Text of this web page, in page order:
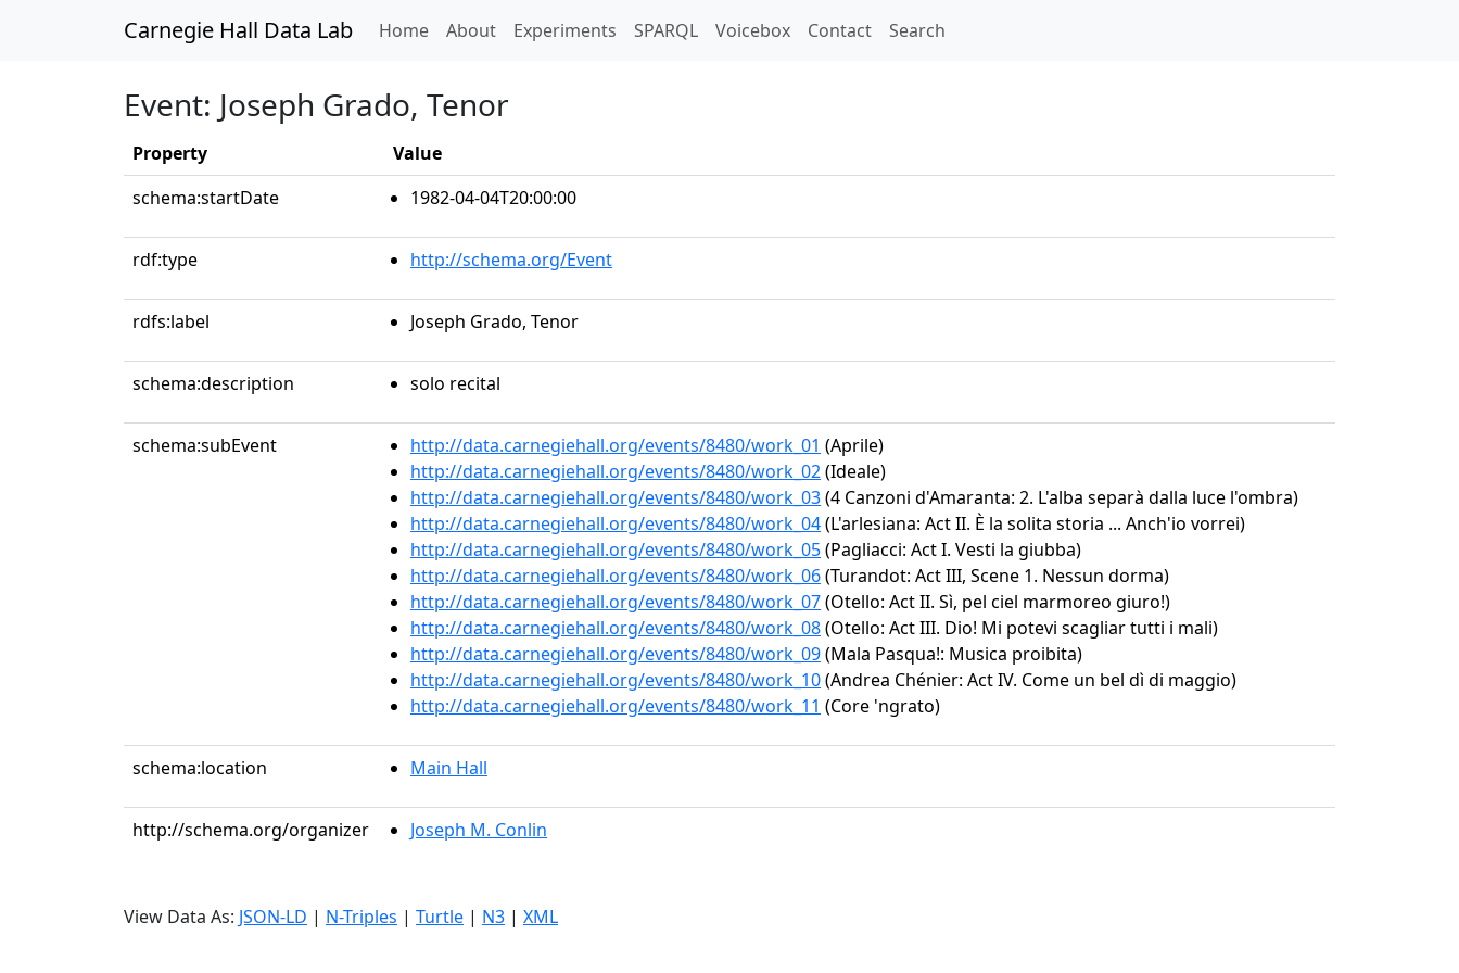
Carnegie Hall Data Lab Home(current)
About Experiments SPARQL Voicebox Contact Search
Event: Joseph Grado, Tenor
Property
Value
schema:startDate
1982-04-04T20:00:00
rdf:type http://schema.org/Event
rdfs:label Joseph Grado, Tenor
schema:description solo recital
schema:subEvent http://data.carnegiehall.org/events/8480/work_01 (Aprile)
http://data.carnegiehall.org/events/8480/work_02(Ideale)
http://data.carnegiehall.org/events/8480/work_03(4 Canzoni d'Amaranta: 2. L'alba separà dalla luce l'ombra)
http://data.carnegiehall.org/events/8480/work_04(L'arlesiana: Act II. È la solita storia ... Anch'io vorrei)
http://data.carnegiehall.org/events/8480/work_05(Pagliacci: Act I. Vesti la giubba)
http://data.carnegiehall.org/events/8480/work_06(Turandot: Act III, Scene 1. Nessun dorma)
http://data.carnegiehall.org/events/8480/work_07(Otello: Act II. Sì, pel ciel marmoreo giuro!)
http://data.carnegiehall.org/events/8480/work_08(Otello: Act III. Dio! Mi potevi scagliar tutti i mali)
http://data.carnegiehall.org/events/8480/work_09(Mala Pasqua!: Musica proibita)
http://data.carnegiehall.org/events/8480/work_10(Andrea Chénier: Act IV. Come un bel dì di maggio)
http://data.carnegiehall.org/events/8480/work_11 (Core 'ngrato)
schema:location Main Hall
http://schema.org/organizer Joseph M. Conlin
View Data As: JSON-LD | N-Triples | Turtle | N3 | XML